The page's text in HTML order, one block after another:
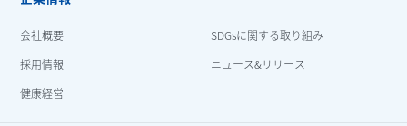
会社概要
採用情報
健康経営
SDGsに関する取り組み
ニュース&リリース